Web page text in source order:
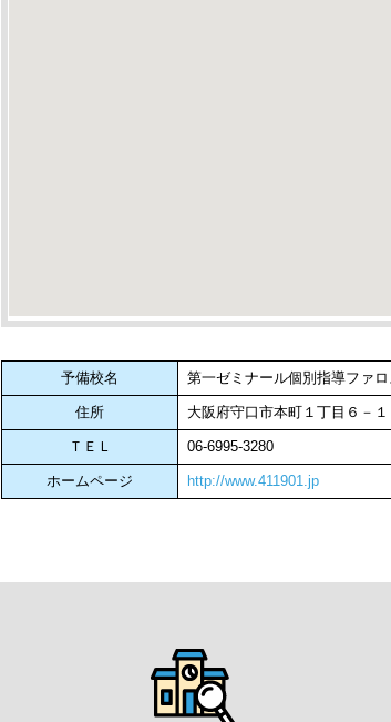
予備校名 第一ゼミナール個別指導ファ
住所 大阪府守口市本町１丁目６－１
ＴＥＬ 06-6995-3280
ホームページ http://www.411901.jp